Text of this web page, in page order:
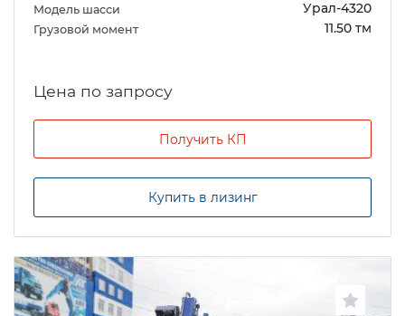
Модель шасси Урал-4320
Грузовой момент 11.50 тм
Цена по запросу
Получить КП
Купить в лизинг